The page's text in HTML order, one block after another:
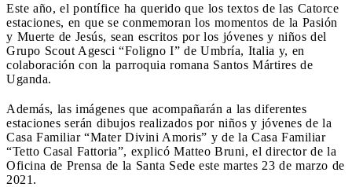
Este año, el pontífice ha querido que los textos de las Catorce
estaciones, en que se conmemoran los momentos de la Pasión
y Muerte de Jesús, sean escritos por los jóvenes y niños del
Grupo Scout Agesci “Foligno I” de Umbría, Italia y, en
colaboración con la parroquia romana Santos Mártires de
Uganda.
Además, las imágenes que acompañarán a las diferentes
estaciones serán dibujos realizados por niños y jóvenes de la
Casa Familiar “Mater Divini Amoris” y de la Casa Familiar
“Tetto Casal Fattoria”, explicó Matteo Bruni, el director de la
Oficina de Prensa de la Santa Sede este martes 23 de marzo de
2021.